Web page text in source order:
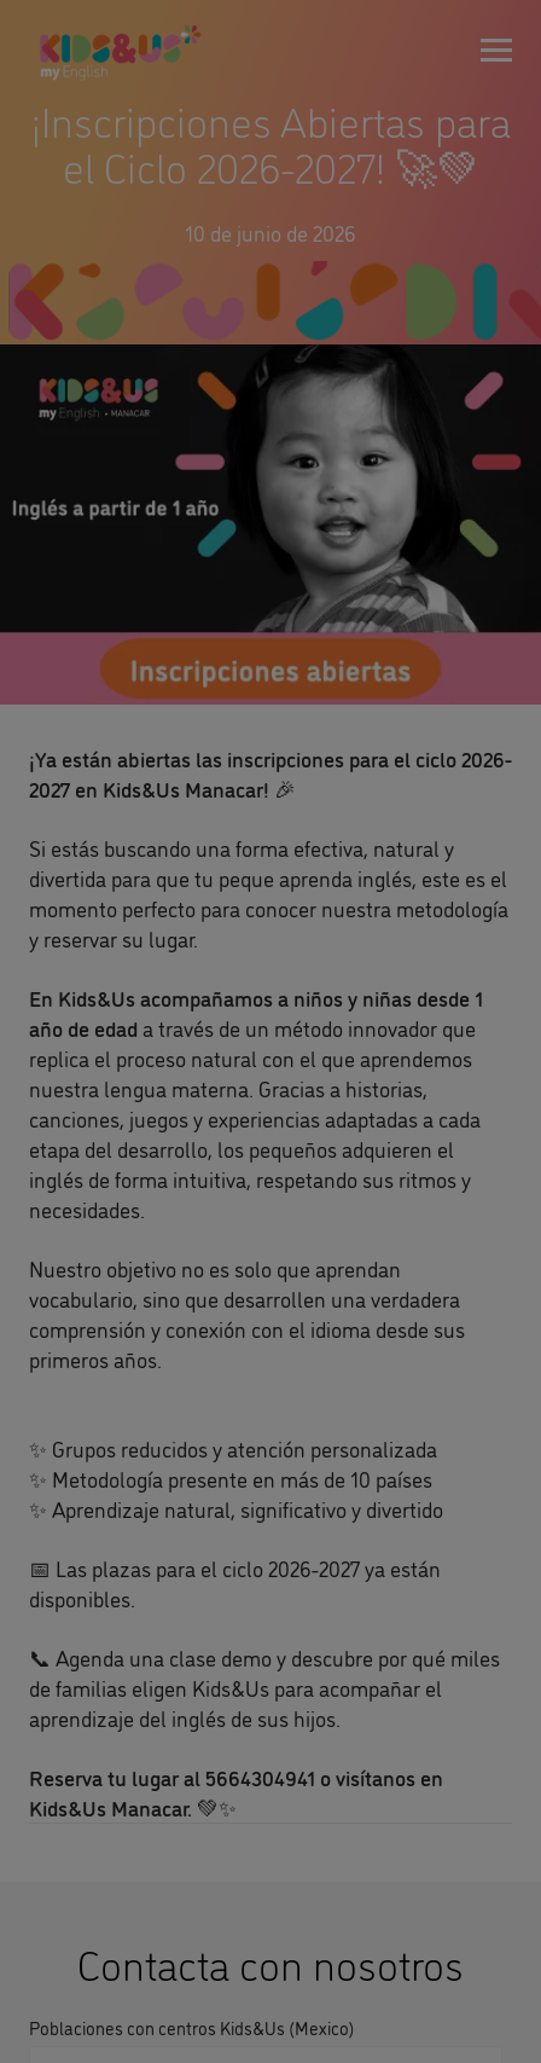
¡Inscripciones Abiertas para
el Ciclo 2026-2027! 🚀💚
10 de junio de 2026
¡Ya están abiertas las inscripciones para el ciclo2026-
2027 en Kids&Us Manacar! 🎉
Si estás buscando una forma efectiva, natural y
divertida para que tu peque aprenda inglés, este es el
momento perfecto para conocer nuestra metodología
y reservar su lugar.
En Kids&Us acompañamos a niños y niñas desde 1
año de edad a través de un método innovador que
replica el proceso natural con el que aprendemos
nuestra lengua materna. Gracias a historias,
canciones, juegos y experiencias adaptadas a cada
etapa del desarrollo, los pequeños adquieren el
inglés de forma intuitiva, respetando sus ritmos y
necesidades.
Nuestro objetivo no es solo que aprendan
vocabulario, sino que desarrollen una verdadera
comprensión y conexión con el idioma desde sus
primeros años.
✨ Grupos reducidos y atención personalizada
✨ Metodología presente en más de 10 países
✨ Aprendizaje natural, significativo y divertido
📅 Las plazas para el ciclo 2026-2027 ya están
disponibles.
📞 Agenda una clase demo y descubre por qué miles
de familias eligen Kids&Us para acompañar el
aprendizaje del inglés de sus hijos.
Reserva tu lugar al 5664304941 o visítanos en
Kids&Us Manacar. 💚✨
Contacta con nosotros
Poblaciones con centros Kids&Us (Mexico)